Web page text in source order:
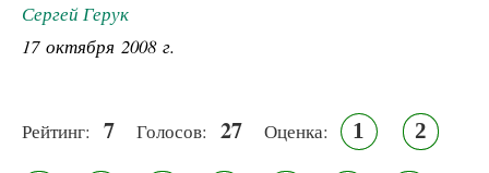
Сергей Герук
17 октября 2008 г.
Рейтинг: 7 Голосов: 27 Оценка: 1 2